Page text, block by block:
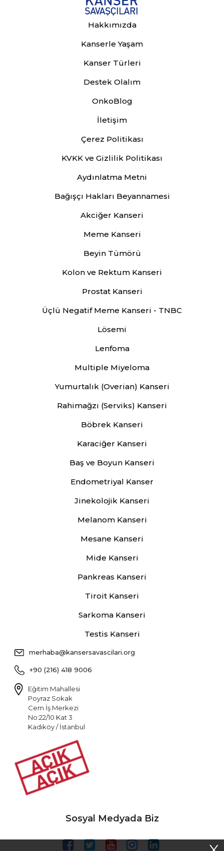
Hakkımızda
Kanserle Yaşam
Kanser Türleri
Destek Olalım
OnkoBlog
İletişim
Çerez Politikası
KVKK ve Gizlilik Politikası
Aydınlatma Metni
Bağışçı Hakları Beyannamesi
Akciğer Kanseri
Meme Kanseri
Beyin Tümörü
Kolon ve Rektum Kanseri
Prostat Kanseri
Üçlü Negatif Meme Kanseri - TNBC
Lösemi
Lenfoma
Multiple Miyeloma
Yumurtalık (Overian) Kanseri
Rahimağzı (Serviks) Kanseri
Böbrek Kanseri
Karaciğer Kanseri
Baş ve Boyun Kanseri
Endometriyal Kanser
Jinekolojik Kanseri
Melanom Kanseri
Mesane Kanseri
Mide Kanseri
Pankreas Kanseri
Tiroit Kanseri
Sarkoma Kanseri
Testis Kanseri
merhaba@kansersavascilari.org
+90 (216) 418 9006
Eğitim Mahallesi
Poyraz Sokak
Cem İş Merkezi
No:22/10 Kat 3
Kadıköy / İstanbul
Sosyal Medyada Biz